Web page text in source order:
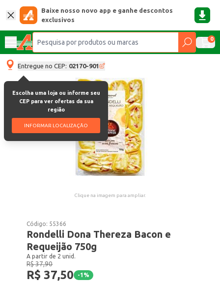
Baixe nosso novo app e ganhe descontos
exclusivos
0
Entregue no CEP: 02170-901
Escolha uma loja ou informe seu
CEP para ver ofertas da sua
região
INFORMAR LOCALIZAÇÃO
Clique na imagem para ampliar.
Código: 55366
Rondelli Dona Thereza Bacon e
Requeijão 750g
A partir de 2 unid.
R$ 37,90
R$ 37,50 -1 %